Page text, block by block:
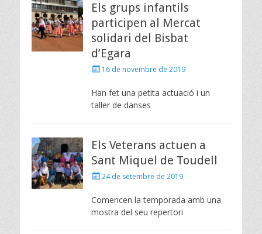
Els grups infantils
participen al Mercat
solidari del Bisbat
d’Egara
Posted16 de novembre de 2019
Han fet una petita actuació i un
taller de danses
Els Veterans actuen a
Sant Miquel de Toudell
Posted
24 de setembre de 2019
Comencen la temporada amb una
mostra del seu repertori